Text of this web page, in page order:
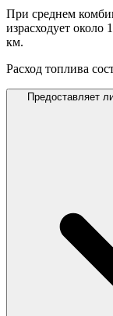
При среднем
израсходует около
км.
Расход топлива
Предоставляет